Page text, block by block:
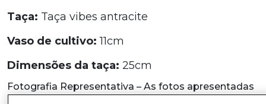
Taça: Taça vibes antracite
Vaso de cultivo: 11cm
Dimensões da taça: 25cm
Fotografia Representativa – As fotos apresentadas
são referências.